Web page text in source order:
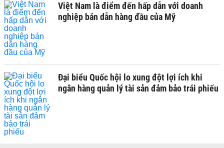
Việt Nam là điểm đến hấp dẫn với doanh
nghiệp bán dẫn hàng đầu của Mỹ
Đại biểu Quốc hội lo xung đột lợi ích khi
ngân hàng quản lý tài sản đảm bảo trái phiếu